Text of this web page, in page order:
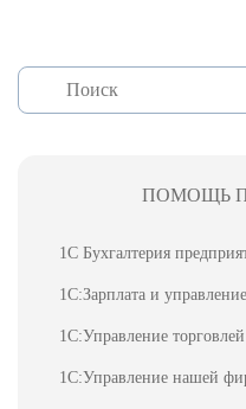
ПОМОЩЬ
1С Бухгалтерия
1С:Зарплата и
1С:Управление торговлей
1С:Управление нашей